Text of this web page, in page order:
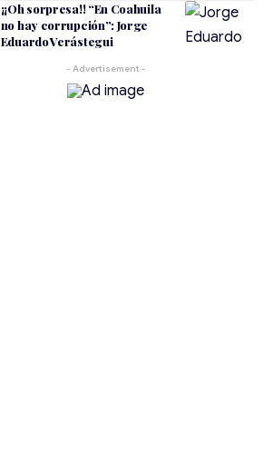
¡¡Oh sorpresa!! “En Coahuila
no hay corrupción”: Jorge
Eduardo Verástegui
- Advertisement -